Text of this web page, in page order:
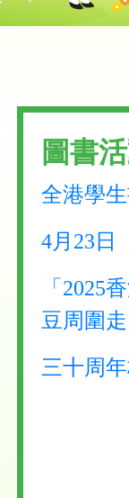
圖書
全港學
4月23日
「2025
豆周圍
三十周